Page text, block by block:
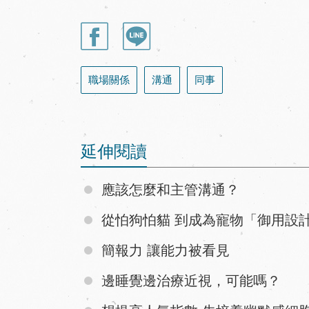
職場關係 溝通 同事
延伸閱讀
應該怎麼和主管溝通？
從怕狗怕貓 到成為寵物「御用設
簡報力 讓能力被看見
邊睡覺邊治療近視，可能嗎？